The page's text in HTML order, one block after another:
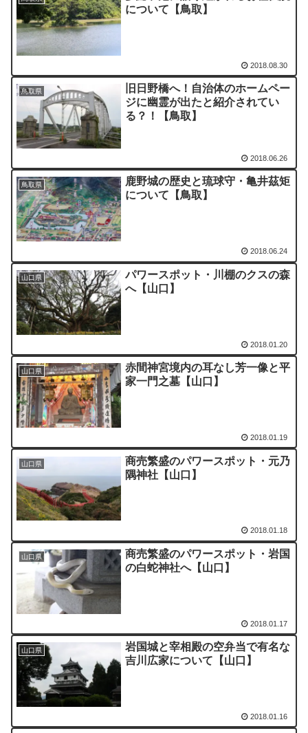
について【鳥取】
2018.08.30
鳥取県
旧日野橋へ！自治体のホームペー
ジに幽霊が出たと紹介されてい
る？！【鳥取】
2018.06.26
鳥取県
鹿野城の歴史と琉球守・亀井茲矩
について【鳥取】
2018.06.24
山口県
パワースポット・川棚のクスの森
へ【山口】
2018.01.20
山口県
赤間神宮境内の耳なし芳一像と平
家一門之墓【山口】
2018.01.19
山口県
商売繁盛のパワースポット・元乃
隅神社【山口】
2018.01.18
山口県
商売繁盛のパワースポット・岩国
の白蛇神社へ【山口】
2018.01.17
山口県
岩国城と宰相殿の空弁当で有名な
吉川広家について【山口】
2018.01.16